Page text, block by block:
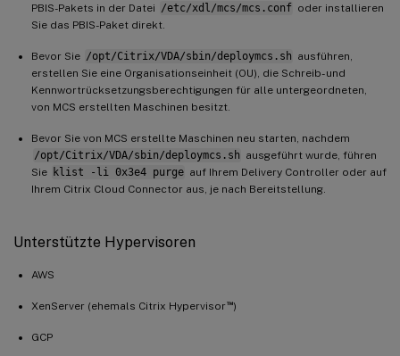
PBIS-Pakets in der Datei /etc/xdl/mcs/mcs.conf oder installieren
Sie das PBIS-Paket direkt.
Bevor Sie /opt/Citrix/VDA/sbin/deploymcs.sh ausführen,
erstellen Sie eine Organisationseinheit (OU), die Schreib- und
Kennwortrücksetzungsberechtigungen für alle untergeordneten,
von MCS erstellten Maschinen besitzt.
Bevor Sie von MCS erstellte Maschinen neu starten, nachdem
/opt/Citrix/VDA/sbin/deploymcs.sh ausgeführt wurde, führen
Sie klist -li 0x3e4 purge auf Ihrem Delivery Controller oder auf
Ihrem Citrix Cloud Connector aus, je nach Bereitstellung.
Unterstützte Hypervisoren
AWS
XenServer (ehemals Citrix Hypervisor™)
GCP